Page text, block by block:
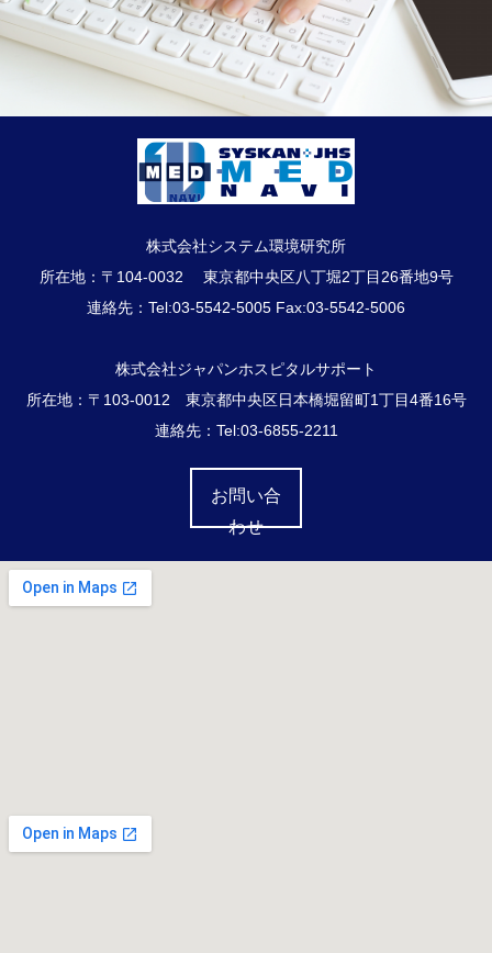
株式会社システム環境研究所
所在地：〒104-0032 東京都中央区八丁堀2丁目26番地9号
連絡先：Tel:03-5542-5005 Fax:03-5542-5006
株式会社ジャパンホスピタルサポート
所在地：〒103-0012 東京都中央区日本橋堀留町1丁目4番16号
連絡先：Tel:03-6855-2211
お問い合
わせ